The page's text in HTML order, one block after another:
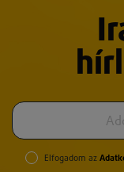
Elfogadom az